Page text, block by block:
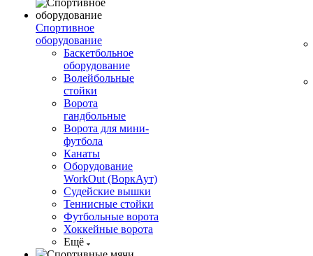
Спортивное
оборудование
Баскетбольное
оборудование
Волейбольные
стойки
Ворота
гандбольные
Ворота для мини-
футбола
Канаты
Оборудование
WorkOut (ВоркАут)
Судейские вышки
Теннисные стойки
Футбольные ворота
Хоккейные ворота
Ещё